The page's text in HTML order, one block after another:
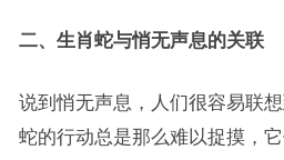
二、生肖蛇与悄无声息的关联
说到悄无声息，人们很容易联
蛇的行动总是那么难以捉摸，